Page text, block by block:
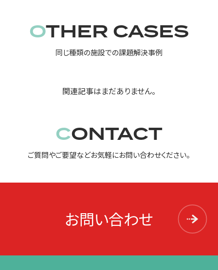
OTHER CASES
同じ種類の施設での課題解決事例
関連記事はまだありません。
CONTACT
ご質問やご要望などお気軽にお問い合わせください。
お問い合わせ